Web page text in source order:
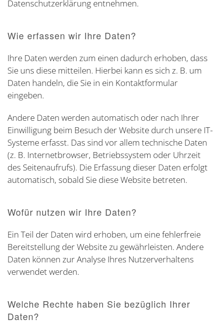
Datenschutzerklärung entnehmen.
Wie erfassen wir Ihre Daten?
Ihre Daten werden zum einen dadurch erhoben, dass
Sie uns diese mitteilen. Hierbei kann es sich z. B. um
Daten handeln, die Sie in ein Kontaktformular
eingeben.
Andere Daten werden automatisch oder nach Ihrer
Einwilligung beim Besuch der Website durch unsere IT-
Systeme erfasst. Das sind vor allem technische Daten
(z. B. Internetbrowser, Betriebssystem oder Uhrzeit
des Seitenaufrufs). Die Erfassung dieser Daten erfolgt
automatisch, sobald Sie diese Website betreten.
Wofür nutzen wir Ihre Daten?
Ein Teil der Daten wird erhoben, um eine fehlerfreie
Bereitstellung der Website zu gewährleisten. Andere
Daten können zur Analyse Ihres Nutzerverhaltens
verwendet werden.
Welche Rechte haben Sie bezüglich Ihrer
Daten?